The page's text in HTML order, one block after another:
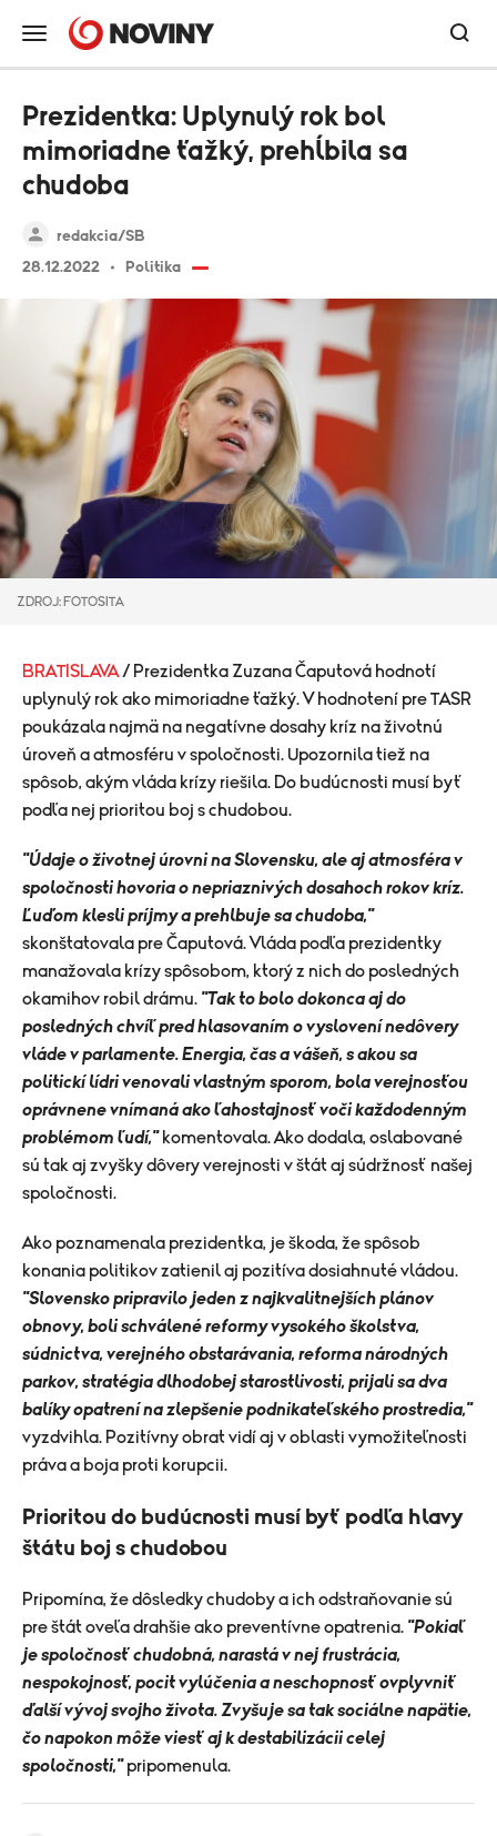
redakcia/SB
28.12.2022
Politika
Prezidentka: Uplynulý rok bol
mimoriadne ťažký, prehĺbila sa
chudoba
ZDROJ: FOTOSITA
BRATISLAVA / Prezidentka Zuzana Čaputová hodnotí
uplynulý rok ako mimoriadne ťažký. V hodnotení pre TASR
poukázala najmä na negatívne dosahy kríz na životnú
úroveň a atmosféru v spoločnosti. Upozornila tiež na
spôsob, akým vláda krízy riešila. Do budúcnosti musí byť
podľa nej prioritou boj s chudobou.
"Údaje o životnej úrovni na Slovensku, ale aj atmosféra v
spoločnosti hovoria o nepriaznivých dosahoch rokov kríz.
Ľuďom klesli príjmy a prehlbuje sa chudoba,"
skonštatovala pre Čaputová.Vláda podľa prezidentky
manažovala krízy spôsobom, ktorý z nich do posledných
okamihov robil drámu. "Tak to bolo dokonca aj do
posledných chvíľ pred hlasovaním o vyslovení nedôvery
vláde v parlamente. Energia, čas a vášeň, s akou sa
politickí lídri venovali vlastným sporom, bola verejnosťou
oprávnene vnímaná ako ľahostajnosť voči každodenným
problémom ľudí,"komentovala. Ako dodala, oslabované
sú tak aj zvyšky dôvery verejnosti v štát aj súdržnosť našej
spoločnosti.
Ako poznamenala prezidentka, je škoda, že spôsob
konania politikov zatienil aj pozitíva dosiahnuté vládou.
"Slovensko pripravilo jeden z najkvalitnejších plánov
obnovy, boli schválené reformy vysokého školstva,
súdnictva, verejného obstarávania, reforma národných
parkov, stratégia dlhodobej starostlivosti, prijali sa dva
balíky opatrení na zlepšenie podnikateľského prostredia,"
vyzdvihla. Pozitívny obrat vidí aj v oblasti vymožiteľnosti
práva a boja proti korupcii.
Prioritou do budúcnosti musí byť podľa hlavy
štátu boj s chudobou
Pripomína, že dôsledky chudoby a ich odstraňovanie sú
pre štát oveľa drahšie ako preventívne opatrenia. "Pokiaľ
je spoločnosť chudobná, narastá v nej frustrácia,
nespokojnosť, pocit vylúčenia a neschopnosť ovplyvniť
ďalší vývoj svojho života. Zvyšuje sa tak sociálne napätie,
čo napokon môže viesť aj k destabilizácii celej
spoločnosti,"pripomenula.